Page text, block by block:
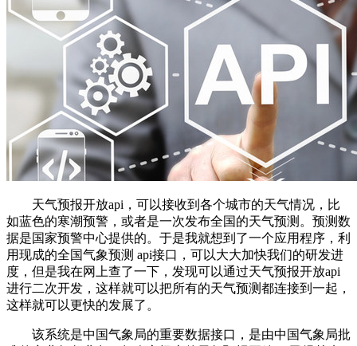
天气预报开放api，可以接收到各个城市的天气情况，比
如蓝色的寒潮预警，或者是一次发布全国的天气预测。预测数
据是国家预警中心提供的。于是我就想到了一个应用程序，利
用现成的全国气象预测 api接口，可以大大加快我们的研发进
度，但是我在网上查了一下，发现可以通过天气预报开放api
进行二次开发，这样就可以把所有的天气预测都连接到一起，
这样就可以更快的发展了。
该系统是中国气象局的重要数据接口，是由中国气象局批